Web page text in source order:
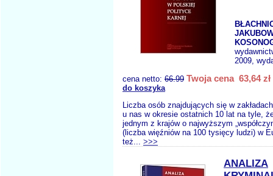
2009,
cena netto: 66.99 Twoja cena 63,64 zł
do koszyka
Liczba osób znajdujących się w
u nas w okresie ostatnich 10 lat na tyle,
jednym z krajów o najwyższym
(liczba więźniów na 100 tysięcy ludzi) w
też... >>>
ANALIZA